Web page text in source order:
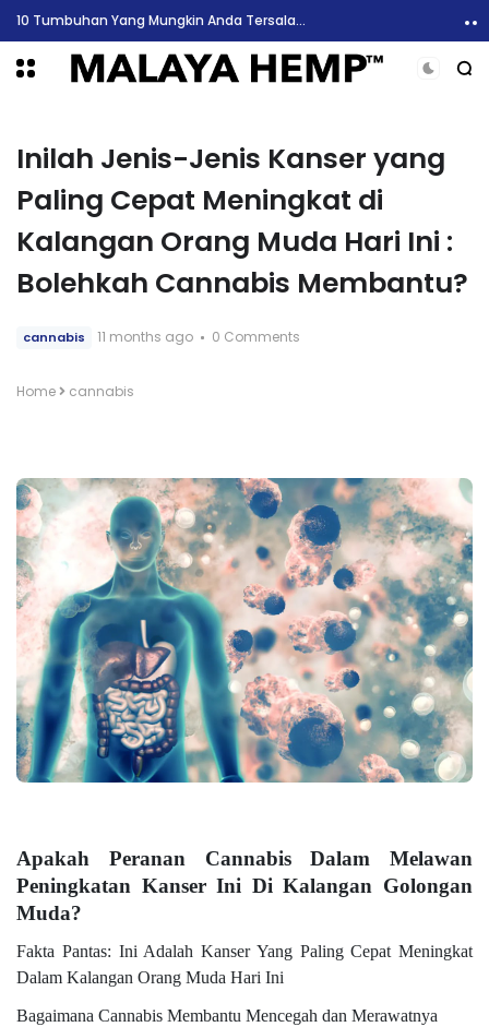
10 Tumbuhan Yang Mungkin Anda Tersalah Anggap Sebagai Marijuana
Inilah Jenis-Jenis Kanser yang
Paling Cepat Meningkat di
Kalangan Orang Muda Hari Ini :
Bolehkah Cannabis Membantu?
cannabis 11 months ago 0 Comments
Home cannabis
Apakah Peranan Cannabis Dalam Melawan
Peningkatan Kanser Ini Di Kalangan Golongan
Muda?
Fakta Pantas: Ini Adalah Kanser Yang Paling Cepat Meningkat
Dalam Kalangan Orang Muda Hari Ini
Bagaimana Cannabis Membantu Mencegah dan Merawatnya